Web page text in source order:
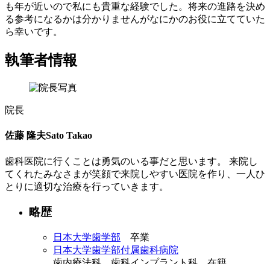
も年が近いので私にも貴重な経験でした。将来の進路を決め
る参考になるかは分かりませんがなにかのお役に立てていた
ら幸いです。
執筆者情報
院長
佐藤 隆夫Sato Takao
歯科医院に行くことは勇気のいる事だと思います。 来院し
てくれたみなさまが笑顔で来院しやすい医院を作り、一人ひ
とりに適切な治療を行っていきます。
略歴
日本大学歯学部 卒業
日本大学歯学部付属歯科病院